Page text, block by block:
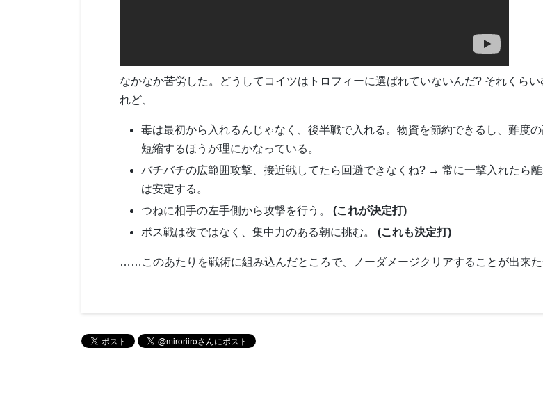
なかなか苦労した。どうしてコイツはトロフィーに選ばれていないんだ? それくら
れど、
毒は最初から入れるんじゃなく、後半戦で入れる。物資を節約できるし、難度
短縮するほうが理にかなっている。
バチバチの広範囲攻撃、接近戦してたら回避できなくね? → 常に一撃入れたら
は安定する。
つねに相手の左手側から攻撃を行う。 (これが決定打)
ボス戦は夜ではなく、集中力のある朝に挑む。 (これも決定打)
……このあたりを戦術に組み込んだところで、ノーダメージクリアすることが出来た